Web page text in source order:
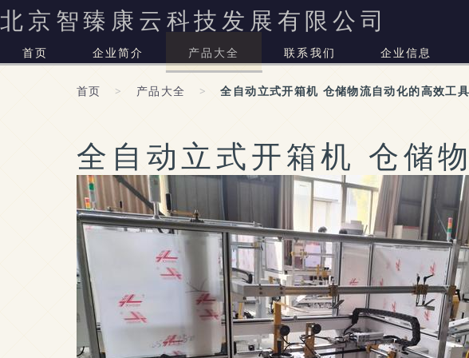
北京智臻康云科技发展有限公司
首页 企业简介 产品大全 联系我们 企业信息
首页 > 产品大全 > 全自动立式开箱机 仓储物流自动化的高效工具
全自动立式开箱机 仓储